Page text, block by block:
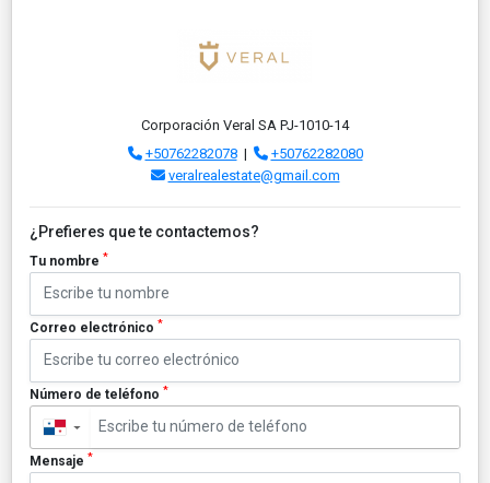
Corporación Veral SA PJ-1010-14
+50762282078|
+50762282080
veralrealestate@gmail.com
¿Prefieres que te contactemos?
Tu nombre *
Correo electrónico *
Número de teléfono *
▼
Mensaje *